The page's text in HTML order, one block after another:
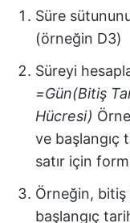
Süre
(örneğin D3)
Süreyi
=Gün(Bitiş
Hücresi)
ve başlangıç
satır için
Örneğin,
başlangıç